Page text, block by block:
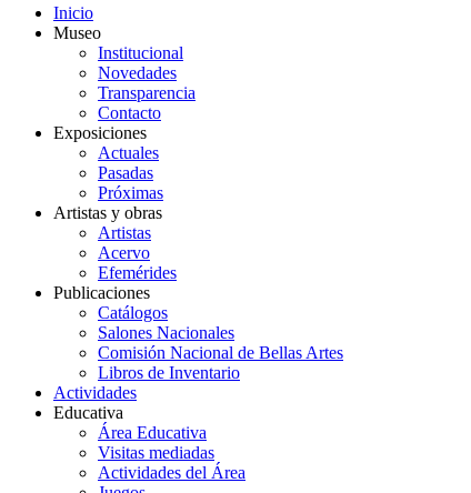
Inicio
Museo
Institucional
Novedades
Transparencia
Contacto
Exposiciones
Actuales
Pasadas
Próximas
Artistas y obras
Artistas
Acervo
Efemérides
Publicaciones
Catálogos
Salones Nacionales
Comisión Nacional de Bellas Artes
Libros de Inventario
Actividades
Educativa
Área Educativa
Visitas mediadas
Actividades del Área